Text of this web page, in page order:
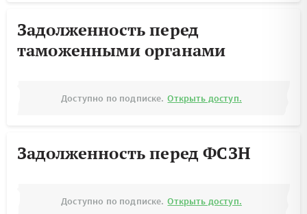
Задолженность перед
таможенными органами
Доступно по подписке. Открыть доступ.
Задолженность перед ФСЗН
Доступно по подписке. Открыть доступ.